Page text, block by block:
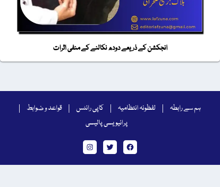
انجکشن کے ذریعے دودھ نکالنے کے منفی اثرات
ہم سے رابطہ لفظونہ انتظامیہ کاپی رائٹس
قواعد و ضوابط
پرائیویسی پالیسی